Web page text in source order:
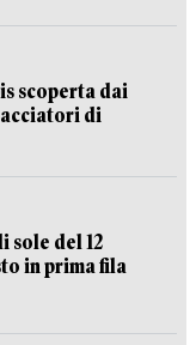
scoperta dai
di
sole del 12
in prima fila